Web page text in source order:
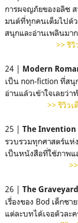
การผจญภัยของอลิซ ส
มนต์ที่ทุกคนเต็มไปด้
สนุกและอ่านเพลินมาก
>> รี
24 | Modern
เป็น non-fiction ที่ส
อ่านแล้วเข้าใจเลยว่
>> รีวิว
25 | The Invention
รวบรวมทุกศาสตร์แห่
เป็นหนังสือที่ใช้ภาพแ
26 | The
เรื่องของ Bod เด็กช
แต่ละบทได้เจอตัวละ